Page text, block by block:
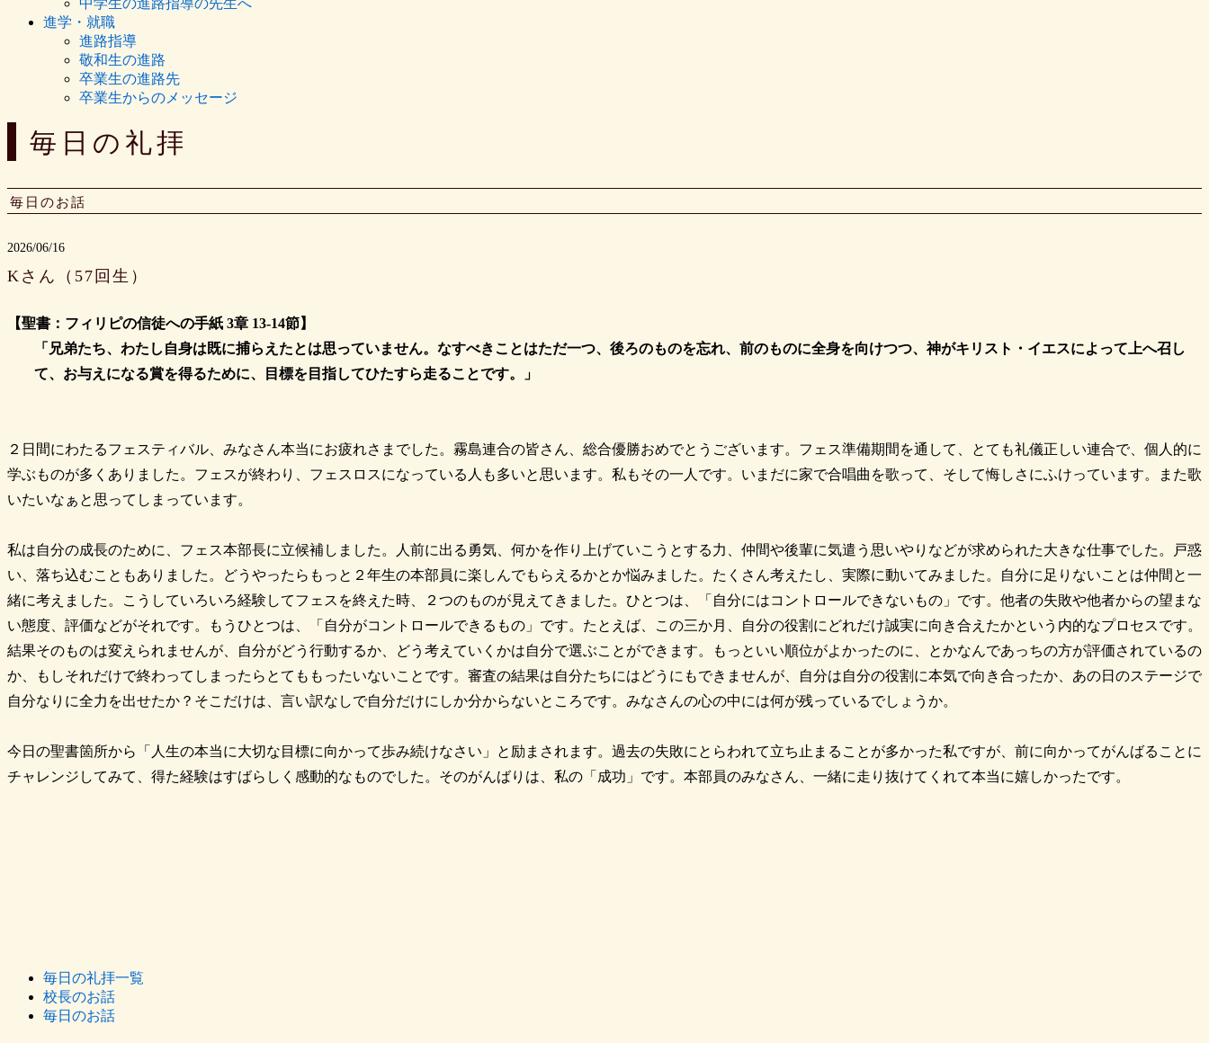
中学生の進路指導の先生へ
進学・就職
進路指導
敬和生の進路
卒業生の進路先
卒業生からのメッセージ
毎日の礼拝
毎日のお話
2026/06/16
Kさん（57回生）
【聖書：フィリピの信徒への手紙 3章 13-14節】
「兄弟たち、わたし自身は既に捕らえたとは思っていません。なすべきことはただ一つ、後ろのものを忘れ、前のものに全身を向けつつ、神がキリスト・イエスによって上へ召し
て、お与えになる賞を得るために、目標を目指してひたすら走ることです。」
２日間にわたるフェスティバル、みなさん本当にお疲れさまでした。霧島連合の皆さん、総合優勝おめでとうございます。フェス準備期間を通して、とても礼儀正しい連合で、個人的に
学ぶものが多くありました。フェスが終わり、フェスロスになっている人も多いと思います。私もその一人です。いまだに家で合唱曲を歌って、そして悔しさにふけっています。また歌
いたいなぁと思ってしまっています。
私は自分の成長のために、フェス本部長に立候補しました。人前に出る勇気、何かを作り上げていこうとする力、仲間や後輩に気遣う思いやりなどが求められた大きな仕事でした。戸惑
い、落ち込むこともありました。どうやったらもっと２年生の本部員に楽しんでもらえるかとか悩みました。たくさん考えたし、実際に動いてみました。自分に足りないことは仲間と一
緒に考えました。こうしていろいろ経験してフェスを終えた時、２つのものが見えてきました。ひとつは、「自分にはコントロールできないもの」です。他者の失敗や他者からの望まな
い態度、評価などがそれです。もうひとつは、「自分がコントロールできるもの」です。たとえば、この三か月、自分の役割にどれだけ誠実に向き合えたかという内的なプロセスです。
結果そのものは変えられませんが、自分がどう行動するか、どう考えていくかは自分で選ぶことができます。もっといい順位がよかったのに、とかなんであっちの方が評価されているの
か、もしそれだけで終わってしまったらとてももったいないことです。審査の結果は自分たちにはどうにもできませんが、自分は自分の役割に本気で向き合ったか、あの日のステージで
自分なりに全力を出せたか？そこだけは、言い訳なしで自分だけにしか分からないところです。みなさんの心の中には何が残っているでしょうか。
今日の聖書箇所から「人生の本当に大切な目標に向かって歩み続けなさい」と励まされます。過去の失敗にとらわれて立ち止まることが多かった私ですが、前に向かってがんばることに
チャレンジしてみて、得た経験はすばらしく感動的なものでした。そのがんばりは、私の「成功」です。本部員のみなさん、一緒に走り抜けてくれて本当に嬉しかったです。
毎日の礼拝一覧
校長のお話
毎日のお話